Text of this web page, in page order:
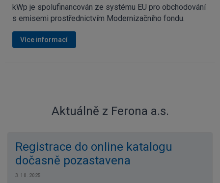
kWp je spolufinancován ze systému EU pro obchodování
s emisemi prostřednictvím Modernizačního fondu.
Více informací
Aktuálně z Ferona a.s.
Registrace do online katalogu
dočasně pozastavena
3. 10. 2025